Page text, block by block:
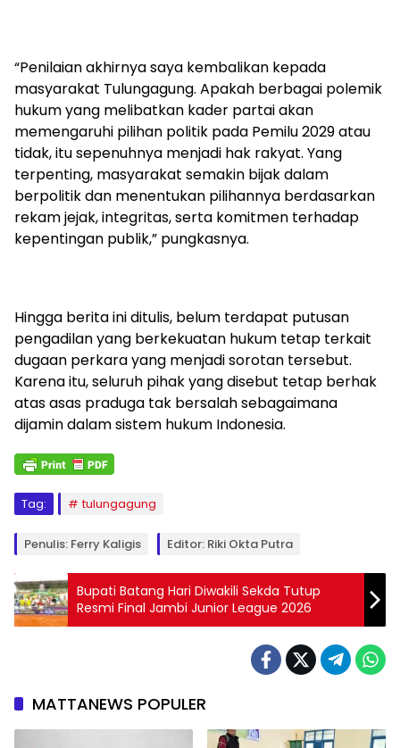
“Penilaian akhirnya saya kembalikan kepada
masyarakat Tulungagung. Apakah berbagai polemik
hukum yang melibatkan kader partai akan
memengaruhi pilihan politik pada Pemilu 2029 atau
tidak, itu sepenuhnya menjadi hak rakyat. Yang
terpenting, masyarakat semakin bijak dalam
berpolitik dan menentukan pilihannya berdasarkan
rekam jejak, integritas, serta komitmen terhadap
kepentingan publik,” pungkasnya.
Hingga berita ini ditulis, belum terdapat putusan
pengadilan yang berkekuatan hukum tetap terkait
dugaan perkara yang menjadi sorotan tersebut.
Karena itu, seluruh pihak yang disebut tetap berhak
atas asas praduga tak bersalah sebagaimana
dijamin dalam sistem hukum Indonesia.
Tag: tulungagung
Penulis: Ferry Kaligis Editor: Riki Okta Putra
Bupati Batang Hari Diwakili Sekda Tutup
Resmi Final Jambi Junior League 2026
MATTANEWS POPULER